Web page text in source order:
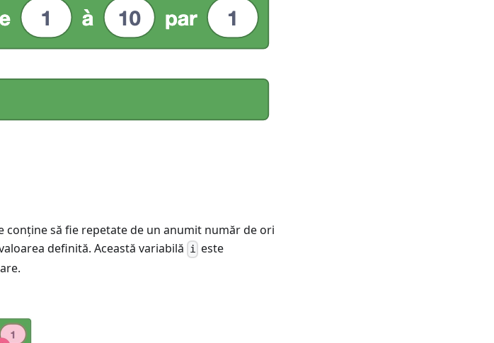
conține să fie repetate de un anumit număr de ori
definită. Această variabilă i este